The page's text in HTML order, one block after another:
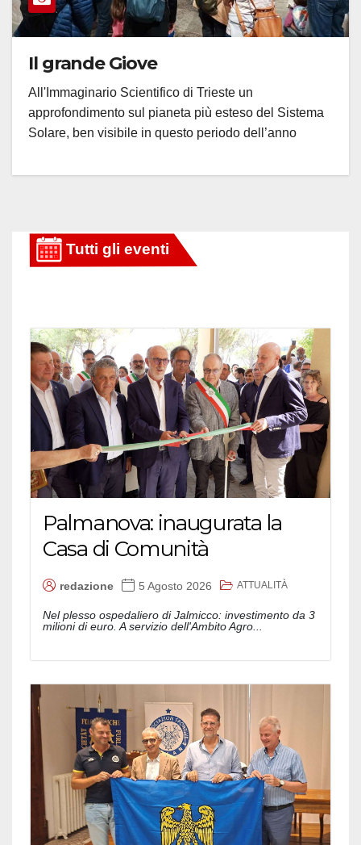
Il grande Giove
All'Immaginario Scientifico di Trieste un
approfondimento sul pianeta più esteso del Sistema
Solare, ben visibile in questo periodo dell’anno
Palmanova: inaugurata la
Casa di Comunità
redazione 5 Agosto 2026 ATTUALITÀ
Nel plesso ospedaliero di Jalmicco: investimento da 3
milioni di euro. A servizio dell'Ambito Agro...